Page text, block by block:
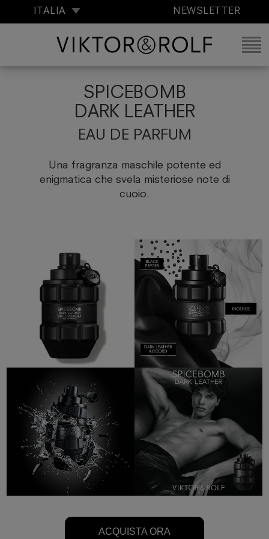
ITALIA NEWSLETTER
SPICEBOMB
DARK LEATHER
EAU DE PARFUM
Una fragranza maschile potente ed
enigmatica che svela misteriose note di
cuoio.
ACQUISTA ORA